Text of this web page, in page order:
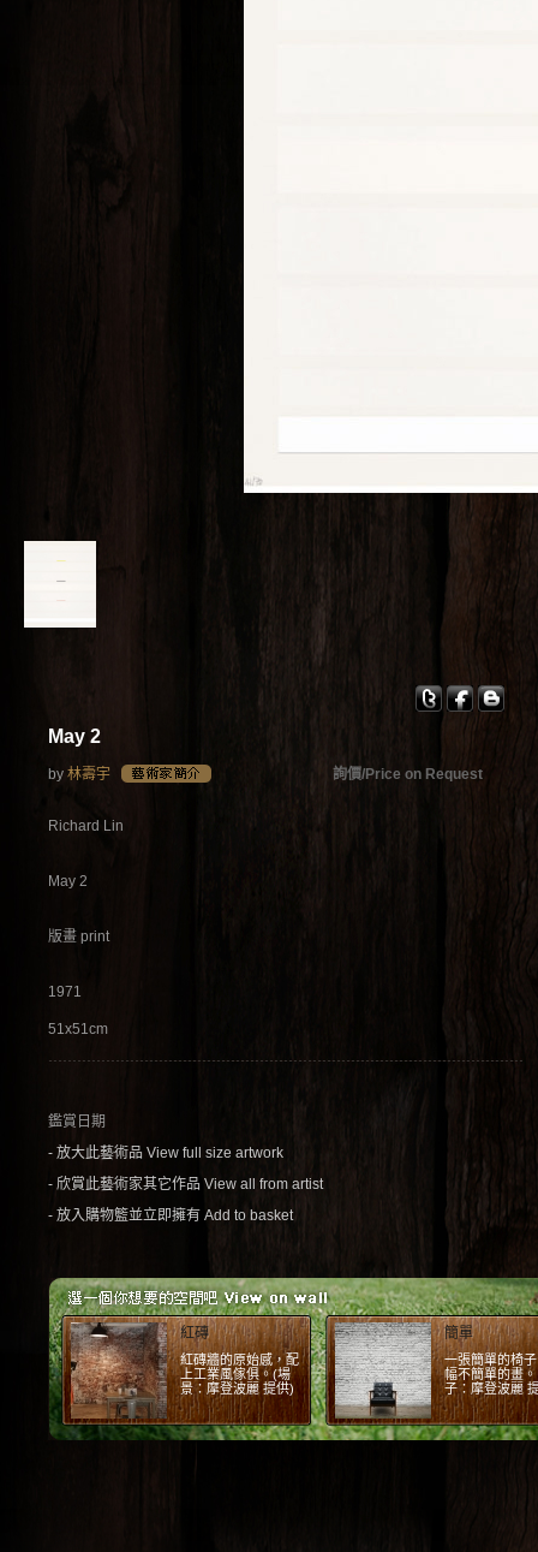
May 2
by 林壽宇 詢價/Price on Request
Richard Lin
May 2
版畫 print
1971
51x51cm
鑑賞日期
- 放大此藝術品 View full size artwork
- 欣賞此藝術家其它作品 View all from artist
- 放入購物籃並立即擁有 Add to basket
紅磚
紅磚牆的原始感，配
上工業風傢俱。(場
景：摩登波麗 提供)
簡單
一張簡單的椅
幅不簡單的畫
子：摩登波麗